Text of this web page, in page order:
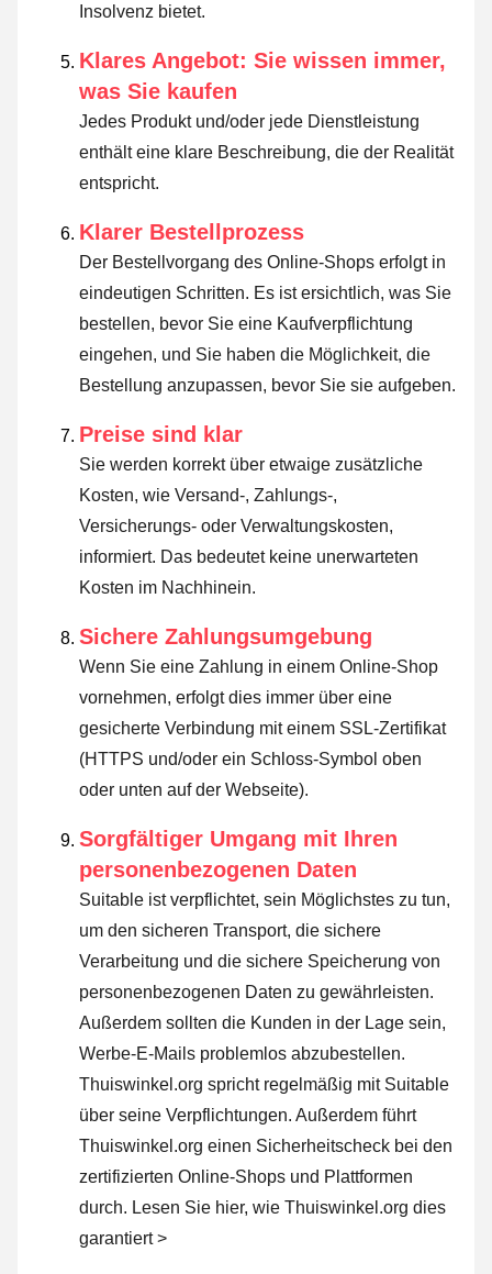
Insolvenz bietet.
Klares Angebot: Sie wissen immer,
was Sie kaufen
Jedes Produkt und/oder jede Dienstleistung
enthält eine klare Beschreibung, die der Realität
entspricht.
Klarer Bestellprozess
Der Bestellvorgang des Online-Shops erfolgt in
eindeutigen Schritten. Es ist ersichtlich, was Sie
bestellen, bevor Sie eine Kaufverpflichtung
eingehen, und Sie haben die Möglichkeit, die
Bestellung anzupassen, bevor Sie sie aufgeben.
Preise sind klar
Sie werden korrekt über etwaige zusätzliche
Kosten, wie Versand-, Zahlungs-,
Versicherungs- oder Verwaltungskosten,
informiert. Das bedeutet keine unerwarteten
Kosten im Nachhinein.
Sichere Zahlungsumgebung
Wenn Sie eine Zahlung in einem Online-Shop
vornehmen, erfolgt dies immer über eine
gesicherte Verbindung mit einem SSL-Zertifikat
(HTTPS und/oder ein Schloss-Symbol oben
oder unten auf der Webseite).
Sorgfältiger Umgang mit Ihren
personenbezogenen Daten
Suitable ist verpflichtet, sein Möglichstes zu tun,
um den sicheren Transport, die sichere
Verarbeitung und die sichere Speicherung von
personenbezogenen Daten zu gewährleisten.
Außerdem sollten die Kunden in der Lage sein,
Werbe-E-Mails problemlos abzubestellen.
Thuiswinkel.org spricht regelmäßig mit Suitable
über seine Verpflichtungen. Außerdem führt
Thuiswinkel.org einen Sicherheitscheck bei den
zertifizierten Online-Shops und Plattformen
durch. Lesen Sie hier, wie Thuiswinkel.org dies
garantiert >